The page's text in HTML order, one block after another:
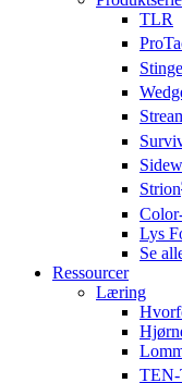
TLR
Strion
Lys
Se
Ressourcer
Læring